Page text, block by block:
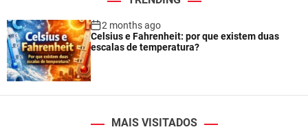
2 months ago
Celsius e Fahrenheit: por que existem duas
escalas de temperatura?
MAIS VISITADOS